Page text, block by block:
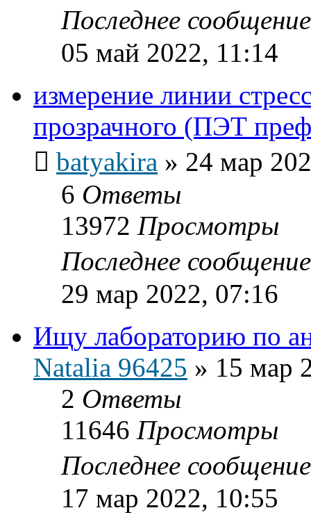
Последнее
05 май 2022, 11:14
измерение линии
прозрачного (ПЭТ
batyakira » 24 мар
6 Ответы
13972 Просмотры
Последнее
29 мар 2022, 07:16
Ищу лабораторию по
Natalia 96425 » 15 мар
2 Ответы
11646 Просмотры
Последнее
17 мар 2022, 10:55